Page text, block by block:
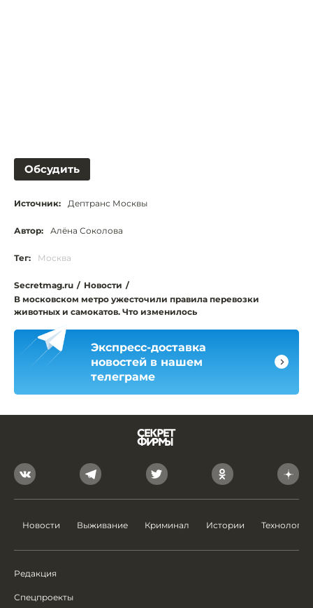
Обсудить
Источник: Дептранс Москвы
Автор: Алёна Соколова
Тег: Москва
Secretmag.ru / Новости /
В московском метро ужесточили правила перевозки
животных и самокатов. Что изменилось
Экспресс-доставка
новостей в нашем
телеграме
Новости Выживание Криминал Истории Технологии
Редакция
Спецпроекты